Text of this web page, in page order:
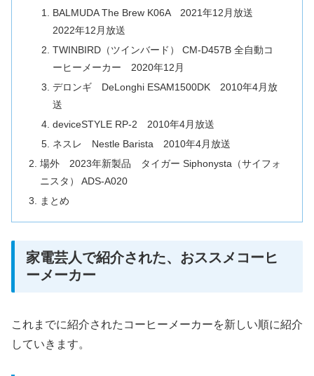
BALMUDA The Brew K06A 2021年12月放送
2022年12月放送
TWINBIRD（ツインバード） CM-D457B 全自動コ
ーヒーメーカー 2020年12月
デロンギ DeLonghi ESAM1500DK 2010年4月放
送
deviceSTYLE RP-2 2010年4月放送
ネスレ Nestle Barista 2010年4月放送
場外 2023年新製品 タイガー Siphonysta（サイフォ
ニスタ） ADS-A020
まとめ
家電芸人で紹介された、おススメコーヒ
ーメーカー
これまでに紹介されたコーヒーメーカーを新しい順に紹介
していきます。